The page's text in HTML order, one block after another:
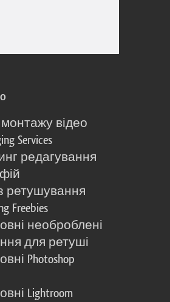
відео
Services
редагування
ретушування
Freebies
необроблені
для ретуші
Photoshop
Lightroom